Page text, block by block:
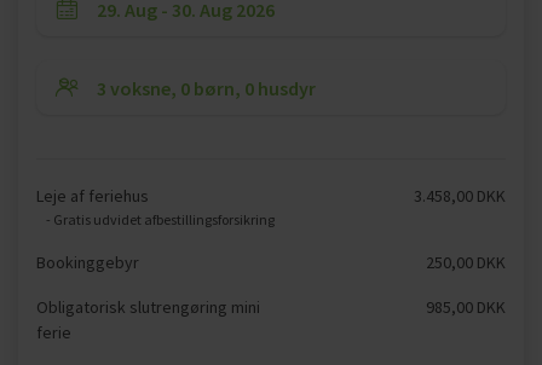
Leje af feriehus
- Gratis udvidet afbestillingsforsikring
3.458,00 DKK
Bookinggebyr 250,00 DKK
Obligatorisk slutrengøring mini
ferie
985,00 DKK